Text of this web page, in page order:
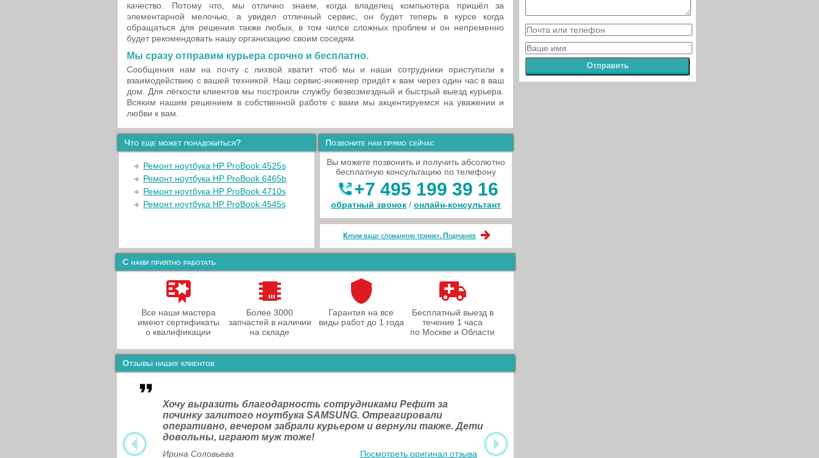
качество. Потому что, мы отлично знаем, когда владелец компьютера пришёл за
элементарной мелочью, а увидел отличный сервис, он будет теперь в курсе когда
обращаться для решения также любых, в том чилсе сложных проблем и он непременно
будет рекомендовать нашу организацию своим соседям.
Мы сразу отправим курьера срочно и бесплатно.
Сообщения нам на почту с лихвой хватит чтоб мы и наши сотрудники приступили к
взаимодействию с вашей техникой. Наш сервис-инженер придёт к вам через один час в ваш
дом. Для лёгкости клиентов мы построили службу безвозмездный и быстрый выезд курьера.
Всяким нашим решением в собственной работе с вами мы акцентируемся на уважении и
любви к вам.
Что еще может понадобиться?
Ремонт ноутбука HP ProBook 4525s
Ремонт ноутбука HP ProBook 6465b
Ремонт ноутбука HP ProBook 4710s
Ремонт ноутбука HP ProBook 4545s
Позвоните нам прямо сейчас
Вы можете позвонить и получить абсолютно
бесплатную консультацию по телефону
+7 495 199 39 16
обратный звонок / онлайн‑консультант
Купим вашу сломанную технику. Подробнее
С нами приятно работать
Все наши мастера
имеют сертификаты
о квалификации
Более 3000
запчастей в наличии
на складе
Гарантия на все
виды работ до 1 года
Бесплатный выезд в
течение 1 часа
по Москве и Области
Отзывы наших клиентов
Хочу выразить благодарность сотрудниками Рефит за
починку залитого ноутбука SAMSUNG. Отреагировали
оперативно, вечером забрали курьером и вернули также. Дети
довольны, играют муж тоже!
Ирина Соловьева Посмотреть оригинал отзыва
Отправить